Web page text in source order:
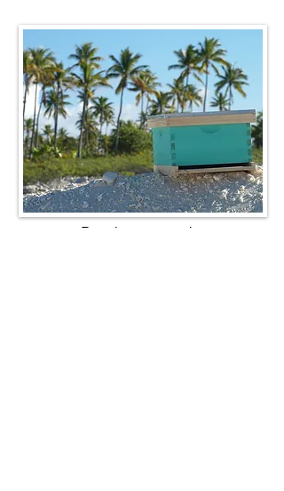
Parrainer une ruche